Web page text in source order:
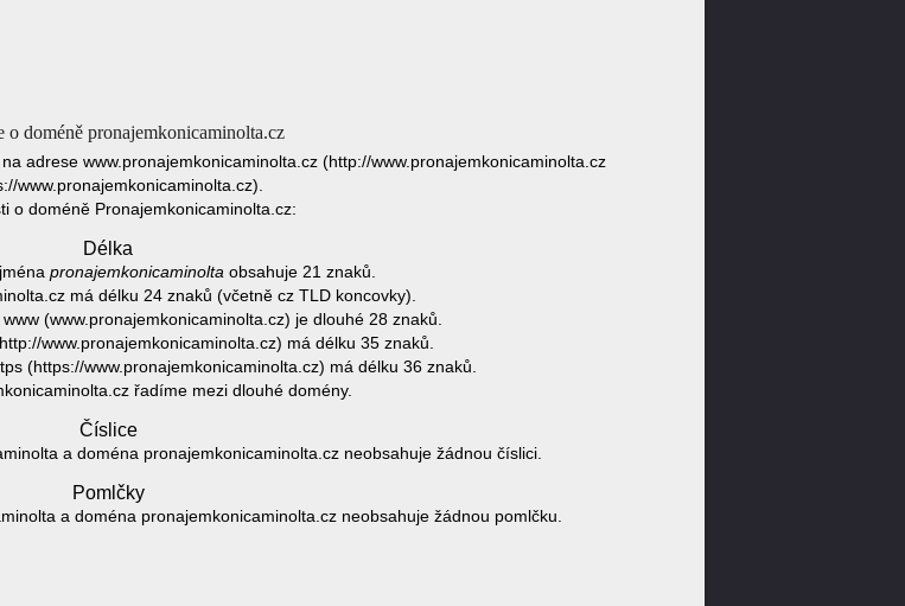
o doméně pronajemkonicaminolta.cz
adrese www.pronajemkonicaminolta.cz (http://www.pronajemkonicaminolta.cz
www.pronajemkonicaminolta.cz).
o doméně Pronajemkonicaminolta.cz:
Délka
pronajemkonicaminolta obsahuje 21 znaků.
má délku 24 znaků (včetně cz TLD koncovky).
(www.pronajemkonicaminolta.cz) je dlouhé 28 znaků.
www.pronajemkonicaminolta.cz) má délku 35 znaků.
(https://www.pronajemkonicaminolta.cz) má délku 36 znaků.
řadíme mezi dlouhé domény.
Číslice
a doména pronajemkonicaminolta.cz neobsahuje žádnou číslici.
Pomlčky
a doména pronajemkonicaminolta.cz neobsahuje žádnou pomlčku.